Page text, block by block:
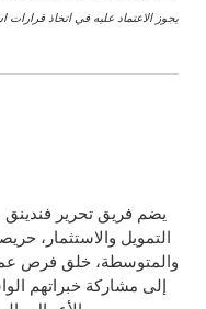
يجوز الاعتماد عليه في اتخاذ قرارات
يضم فريق تحرير
التمويل والاستثمار،
والمتوسطة، خلق فرص
إلى مشاركة خبراتهم